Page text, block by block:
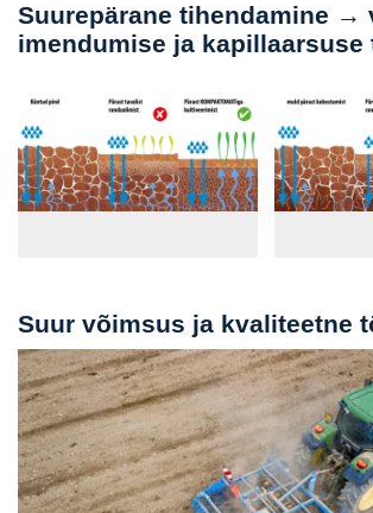
Suurepärane tihendamine →
imendumise ja kapillaarsuse
Suur võimsus ja kvaliteetne